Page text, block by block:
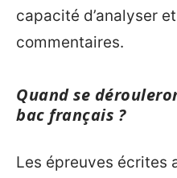
capacité d’analyser
commentaires.
Quand se
bac français ?
Les épreuves écrites